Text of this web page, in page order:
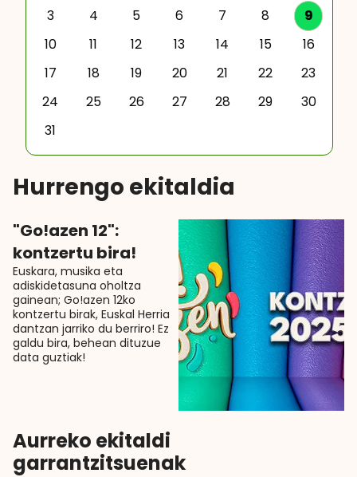
3
4 5 6 7 8
9
10
11 12 13 14 15
16
17
18 19 20 21 22
23
24
25 26 27 28 29
30
31
Hurrengo ekitaldia
"Go!azen 12":
kontzertu bira!
Euskara, musika eta
adiskidetasuna oholtza
gainean; Go!azen 12ko
kontzertu birak, Euskal Herria
dantzan jarriko du berriro! Ez
galdu bira, behean dituzue
data guztiak!
Aurreko ekitaldi
garrantzitsuenak